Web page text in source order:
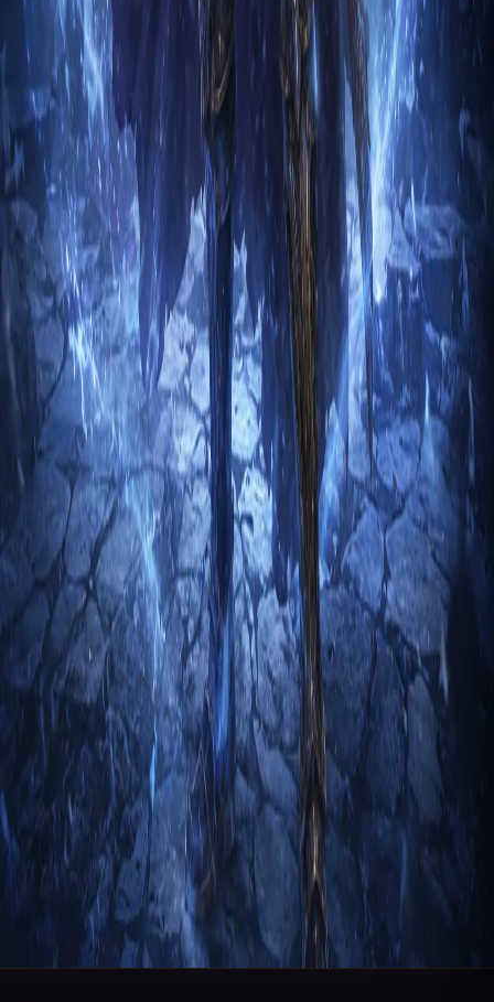
Радерик Святой
м
Класс чародея в Diablo 3: Reaper of Souls
представляет собой мага, специализирующегося на
магии стихий и использовании заклинаний, которые
наносят урон большой площади и могут поражать
нескольких противников одновременно. Чародеи
могут использовать заклинания огня, молний, льда и
арканы, чтобы наносить урон противникам и
уничтожать их.
Они также могут использовать заклинания для защиты
себя и своих товарищей, включая создание щитов,
иллюзий и телепортацию. Чародеи также обладают
способностью контролировать противников с помощью
заклинаний, которые замедляют и оглушают их.
Этот класс идеально подходит для тех, кто предпочитает
использовать магию и наносить урон большой площади.
Чародеи могут быть эффективными как в одиночной игре,
так и в многопользовательских режимах, и могут работать
как на передней линии, так и на задней. Однако, чародеи
обычно являются более сложными в использовании, чем
другие классы, и требуют более высокого уровня
мастерства игрока, чтобы использовать их потенциал в
полной мере.